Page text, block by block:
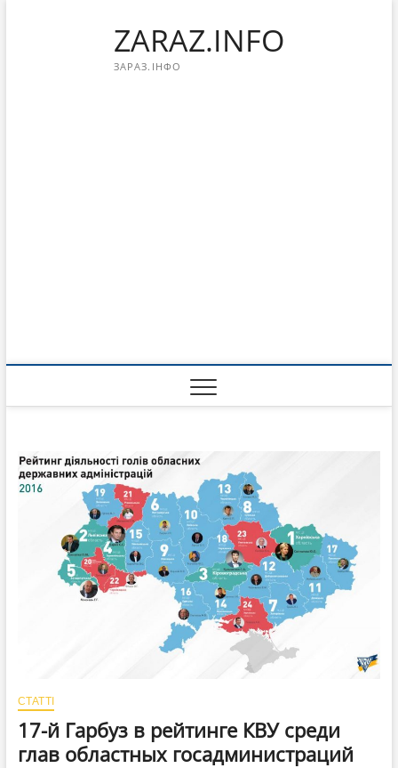
ZARAZ.INFO
ЗАРАЗ.ІНФО
СТАТТІ
17-й Гарбуз в рейтинге КВУ среди
глав областных госадминистраций